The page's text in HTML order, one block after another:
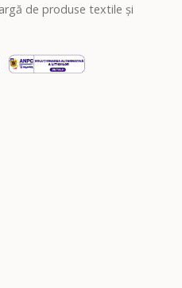
de produse textile și